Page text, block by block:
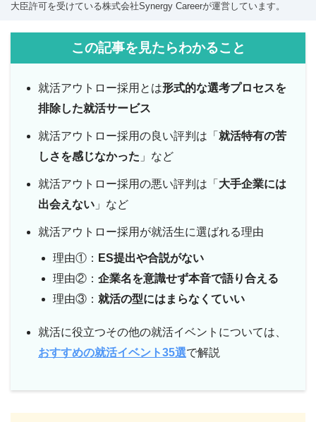
大臣許可を受けている株式会社Synergy Careerが運営しています。
この記事を見たらわかること
就活アウトロー採用とは形式的な選考プロセスを
排除した就活サービス
就活アウトロー採用の良い評判は「 就活特有の苦
しさを感じなかった 」など
就活アウトロー採用の悪い評判は「 大手企業には
出会えない 」など
就活アウトロー採用が就活生に選ばれる理由
理由①： ES提出や合説がない
理由②： 企業名を意識せず本音で語り合える
理由③： 就活の型にはまらなくていい
就活に役立つその他の就活イベントについては、
おすすめの就活イベント35選で解説